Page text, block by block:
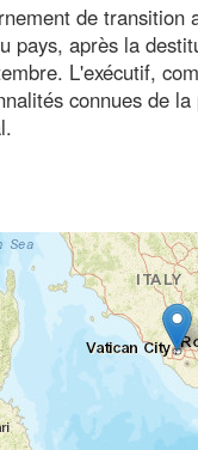
de
pays, après la
L'exécutif,
connues de